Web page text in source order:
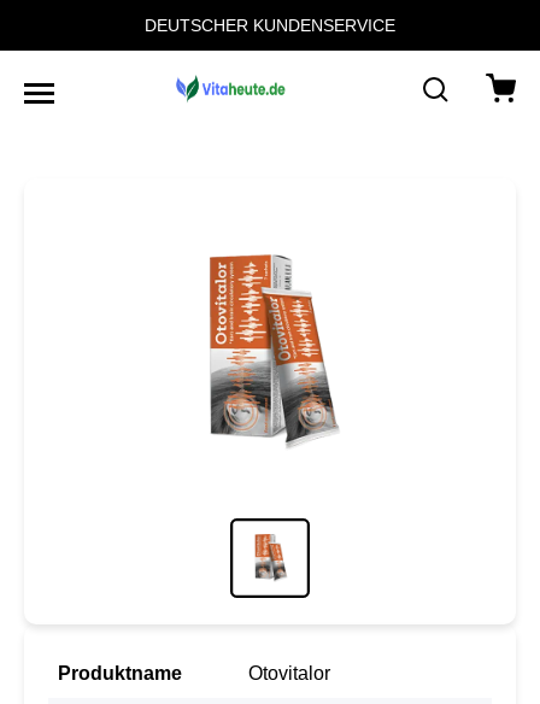
DEUTSCHER KUNDENSERVICE
Produktname Otovitalor